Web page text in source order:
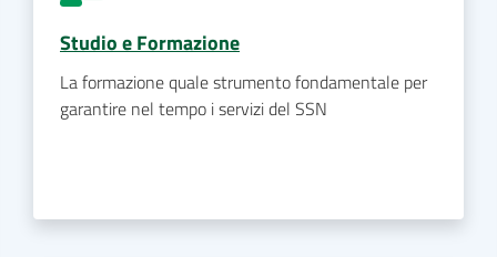
Studio e Formazione
La formazione quale strumento fondamentale per
garantire nel tempo i servizi del SSN